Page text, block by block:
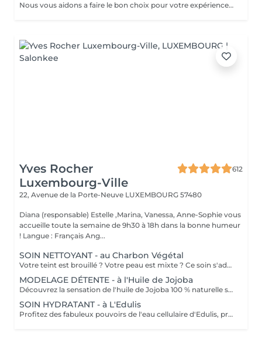
Nous vous aidons a faire le bon choix pour votre expérience HYDRAFACIAL®
Yves Rocher
Luxembourg-Ville
612
22, Avenue de la Porte-Neuve LUXEMBOURG 57480
Diana (responsable) Estelle ,Marina, Vanessa, Anne-Sophie vous
accueille toute la semaine de 9h30 à 18h dans la bonne humeur
! Langue : Français Ang...
SOIN NETTOYANT - au Charbon Végétal
Votre teint est brouillé ? Votre peau est mixte ? Ce soin s'adresse à vous. Votre peau est nettoyée par une exfoliation douce, sous vapeur, complétée par une extraction des comédons. Pour finir, l'application d'un masque purifie la zone médiane (front, nez, menton), et hydrate le reste de votre visage. Bénéfices : Detoxifié et hydraté, votre visage retrouve un teint unifié, frais et lumineux.
MODELAGE DÉTENTE - à l'Huile de Jojoba
Découvrez la sensation de l'huile de Jojoba 100 % naturelle sur votre peau. Nourrie, votre peau retrouve tout son confort. Libéré de ses tensions grâce aux mains habiles de notre esthéticienne, votre visage est détendu. Bénéfices : Nourrie, votre peau retrouve tout son confort.
SOIN HYDRATANT - à L'Edulis
Profitez des fabuleux pouvoirs de l'eau cellulaire d'Edulis, précieuse source d'hydratation continue. Après la brumisation du Sérum concentré en eau cellulaire, le Masque Crème ressourçant se transforme en une texture soyeuse qui fond sur votre peau sous le délicat modelage de notre esthéticienne. Bénéfices : Gorgée d'eau, votre peau retrouve douceur, souplesse et éclat. Retrouvez le confort dune peau hydratée en continu.